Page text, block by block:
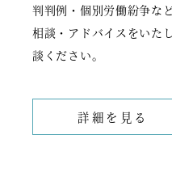
判判例・個別労働紛争な
相談・アドバイスをいた
談ください。
詳細を見る